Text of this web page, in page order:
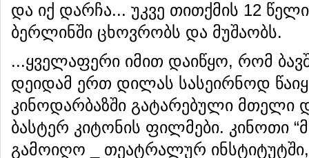
და იქ დარჩა... უკვე თითქმის 12
ბერლინში ცხოვრობს და მუშაობს.
...ყველაფერი იმით დაიწყო, რომ
დეიდამ ერთ დილას სასეირნოდ
კინოდარბაზში გატარებული მთელი
ბასტერ კიტონის ფილმები. კინოთი
გამოიღო _ თეატრალურ